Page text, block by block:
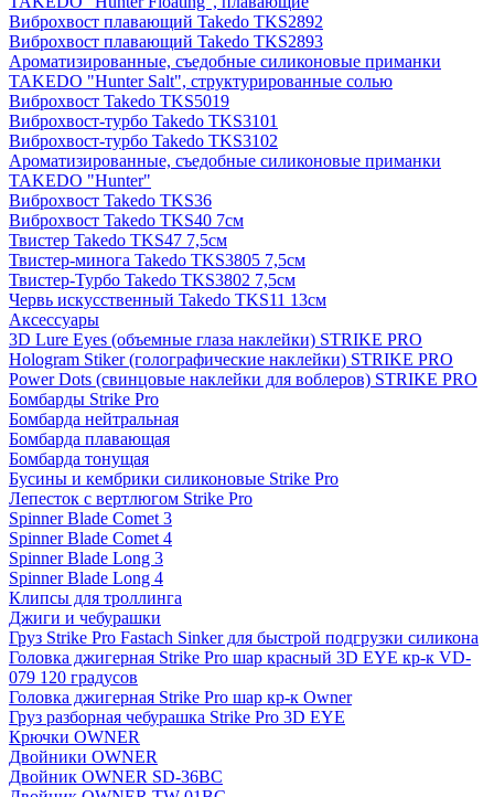
Виброхвост плавающий Takedo TKS2892
Виброхвост плавающий Takedo TKS2893
Ароматизированные, съедобные силиконовые приманки
TAKEDO "Hunter Salt", структурированные солью
Виброхвост Takedo TKS5019
Виброхвост-турбо Takedo TKS3101
Виброхвост-турбо Takedo TKS3102
Ароматизированные, съедобные силиконовые приманки
TAKEDO "Hunter"
Виброхвост Takedo TKS36
Виброхвост Takedo TKS40 7см
Твистер Takedo TKS47 7,5см
Твистер-минога Takedo TKS3805 7,5см
Твистер-Турбо Takedo TKS3802 7,5см
Червь искусственный Takedo TKS11 13см
Аксессуары
3D Lure Eyes (объемные глаза наклейки) STRIKE PRO
Hologram Stiker (голографические наклейки) STRIKE PRO
Power Dots (свинцовые наклейки для воблеров) STRIKE PRO
Бомбарды Strike Pro
Бомбарда нейтральная
Бомбарда плавающая
Бомбарда тонущая
Бусины и кембрики силиконовые Strike Pro
Лепесток с вертлюгом Strike Pro
Spinner Blade Comet 3
Spinner Blade Comet 4
Spinner Blade Long 3
Spinner Blade Long 4
Клипсы для троллинга
Джиги и чебурашки
Груз Strike Pro Fastach Sinker для быстрой подгрузки силикона
Головка джигерная Strike Pro шар красный 3D EYE кр-к VD-
079 120 градусов
Головка джигерная Strike Pro шар кр-к Owner
Груз разборная чебурашка Strike Pro 3D EYE
Крючки OWNER
Двойники OWNER
Двойник OWNER SD-36BC